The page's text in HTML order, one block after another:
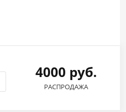
4000 руб.
РАСПРОДАЖА